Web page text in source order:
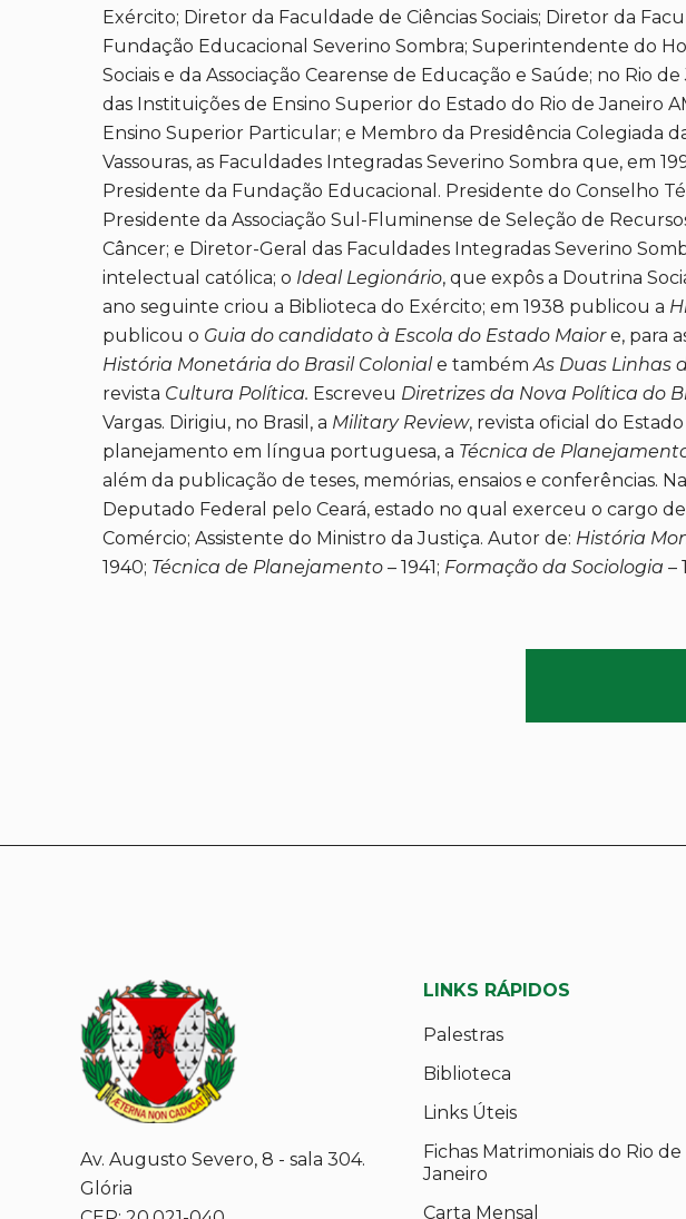
Exército; Diretor da Faculdade de Ciências Sociais; Diretor da
Fundação Educacional Severino Sombra; Superintendente do
Sociais e da Associação Cearense de Educação e Saúde; no Rio
das Instituições de Ensino Superior do Estado do Rio de Janeiro
Ensino Superior Particular; e Membro da Presidência Colegiada
Vassouras, as Faculdades Integradas Severino Sombra que, em
Presidente da Fundação Educacional. Presidente do Conselho
Presidente da Associação Sul-Fluminense de Seleção de
Câncer; e Diretor-Geral das Faculdades Integradas Severino
intelectual católica; o Ideal Legionário, que expôs a Doutrina
ano seguinte criou a Biblioteca do Exército; em 1938 publicou a
publicou o Guia do candidato à Escola do Estado Maiore, para
História Monetária do Brasil Coloniale tambémAs Duas Linhas
revista Cultura Política. Escreveu Diretrizes da Nova Política do
Vargas. Dirigiu, no Brasil, a Military Review, revista oficial do
planejamento em língua portuguesa, a Técnica de
além da publicação de teses, memórias, ensaios e conferências.
Deputado Federal pelo Ceará, estado no qual exerceu o cargo
Comércio; Assistente do Ministro da Justiça. Autor de: História
1940; Técnica de Planejamento – 1941; Formação da Sociologia –
Av. Augusto Severo, 8 - sala 304.
Glória
LINKS RÁPIDOS
Palestras
Biblioteca
Links Úteis
Fichas Matrimoniais do Rio de
Janeiro
Carta Mensal